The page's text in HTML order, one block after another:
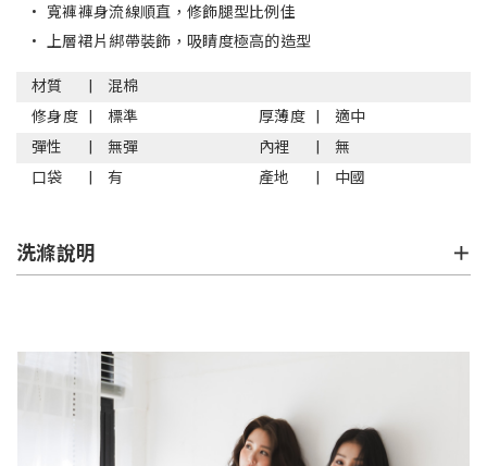
• 寬褲褲身流線順直，修飾腿型比例佳
• 上層裙片綁帶裝飾，吸睛度極高的造型
材質
混棉
修身度
標準 厚薄度
適中
彈性
無彈 內裡
無
口袋
有 產地 中國
洗滌說明